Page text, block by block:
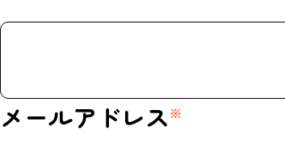
メールアドレス ※